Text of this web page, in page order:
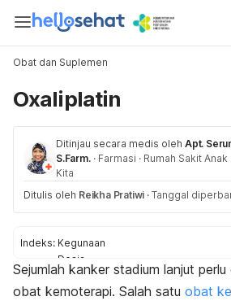
Obat dan Suplemen
Oxaliplatin
Ditinjau secara medis oleh Apt.
S.Farm. · Farmasi · Rumah Sakit
Kita
Ditulis oleh Reikha Pratiwi · Tanggal
Indeks: Kegunaan
Dosis
Aturan pakai
Efek samping
Sejumlah kanker stadium lanjut
obat kemoterapi. Salah satu obat